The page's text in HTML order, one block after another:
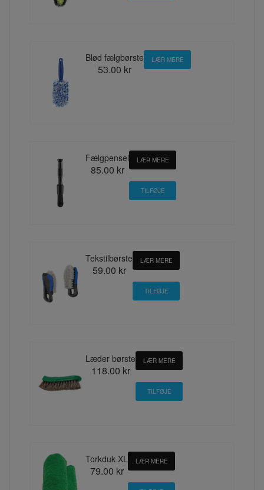
Blød fælgbørste
53.00 kr
LÆR MERE
Fælgpensel
85.00 kr
LÆR MERE
Tekstilbørste
59.00 kr
LÆR MERE
Læder børste
118.00 kr
LÆR MERE
Torkduk XL
79.00 kr
LÆR MERE